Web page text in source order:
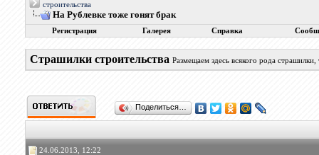
строительства
На Рублевке тоже гонят брак
Регистрация Галерея Справка
Страшилки строительства Размещаем здесь всякого рода
Поделиться…
24.06.2013, 12:22